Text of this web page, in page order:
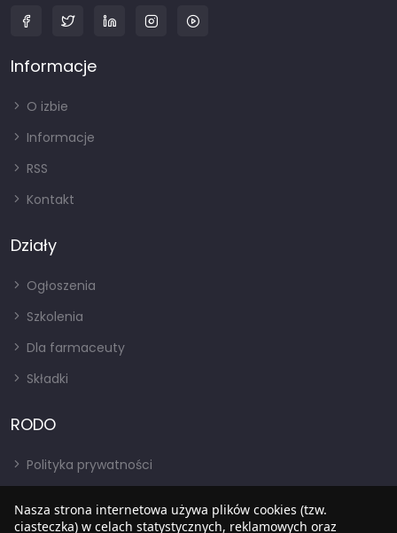
Informacje
O izbie
Informacje
RSS
Kontakt
Działy
Ogłoszenia
Szkolenia
Dla farmaceuty
Składki
RODO
Polityka prywatności
RODO
Nasza strona internetowa używa plików cookies (tzw.
ciasteczka) w celach statystycznych, reklamowych oraz